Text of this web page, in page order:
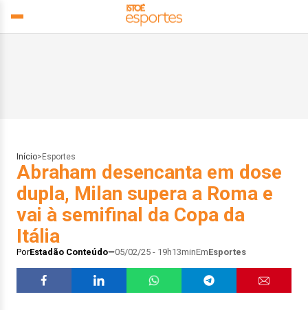
Início> Esportes
Abraham desencanta em dose
dupla, Milan supera a Roma e
vai à semifinal da Copa da
Itália
PorEstadão Conteúdo 05/02/25 - 19h13minEmEsportes